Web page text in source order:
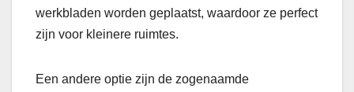
werkbladen worden geplaatst, waardoor ze perfect
zijn voor kleinere ruimtes.
Een andere optie zijn de zogenaamde